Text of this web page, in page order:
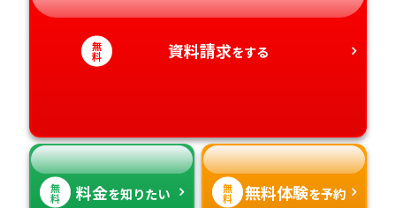
静岡県
和歌山県
徳島県
愛媛県
高知県
大分県
鹿児島県
沖縄県
無
料 資料請求をする
無
料 料金を知りたい 無
料 無料体験を予約